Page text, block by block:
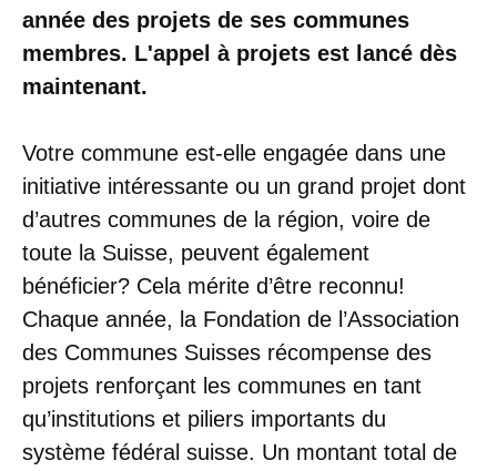
année des projets de ses communes
membres. L'appel à projets est lancé dès
maintenant.
Votre commune est-elle engagée dans une
initiative intéressante ou un grand projet dont
d’autres communes de la région, voire de
toute la Suisse, peuvent également
bénéficier? Cela mérite d’être reconnu!
Chaque année, la Fondation de l’Association
des Communes Suisses récompense des
projets renforçant les communes en tant
qu’institutions et piliers importants du
système fédéral suisse. Un montant total de